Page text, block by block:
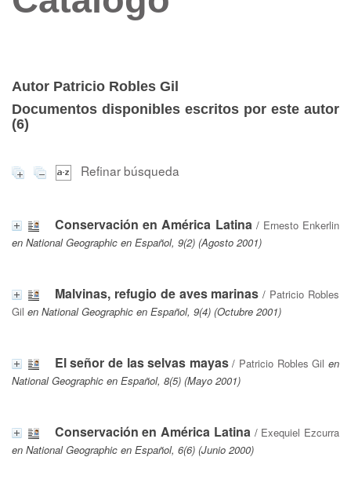
Autor Patricio Robles Gil
Documentos disponibles escritos por este autor
(6)
Refinar búsqueda
Conservación en América Latina/ Ernesto Enkerlin
en National Geographic en Español, 9(2) (Agosto 2001)
Malvinas, refugio de aves marinas / Patricio Robles
Gil en National Geographic en Español, 9(4) (Octubre 2001)
El señor de las selvas mayas/ Patricio Robles Gil en
National Geographic en Español, 8(5) (Mayo 2001)
Conservación en América Latina/ Exequiel Ezcurra
en National Geographic en Español, 6(6) (Junio 2000)